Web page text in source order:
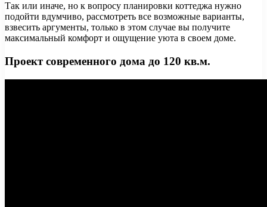
Так или иначе, но к вопросу планировки коттеджа нужно
подойти вдумчиво, рассмотреть все возможные варианты,
взвесить аргументы, только в этом случае вы получите
максимальный комфорт и ощущение уюта в своем доме.
Проект современного дома до 120 кв.м.